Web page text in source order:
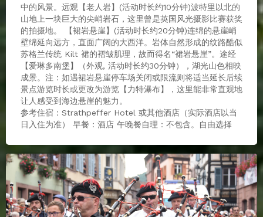
中的风景。远观【老人岩】(活动时长约10分钟)波特里以北的
山地上一块巨大的尖峭岩石，这里曾是英国风光摄影比赛获奖
的拍摄地。 【裙岩悬崖】(活动时长约20分钟)连绵的悬崖峭
壁绵延向远方，直面广阔的大西洋。岩体自然形成的纹路酷似
苏格兰传统 Kilt 裙的褶皱肌理，故而得名“裙岩悬崖”。途经
【爱琳多南堡】（外观, 活动时长约30分钟），湖光山色相映
成景。注：如遇裙岩悬崖停车场关闭或限流则将适当延长后续
景点游览时长或更改为游览【力特瀑布】，这里能非常直观地
让人感受到海边悬崖的魅力。
参考住宿：Strathpeffer Hotel 或其他酒店（实际酒店以当
日入住为准） 早餐：酒店 午晚餐自理：不包含。自由选择